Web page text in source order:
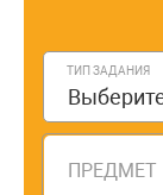
ТИП ЗАДАНИЯ
ПРЕДМЕТ